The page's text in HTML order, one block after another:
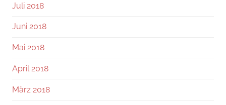
Juli 2018
Juni 2018
Mai 2018
April 2018
März 2018